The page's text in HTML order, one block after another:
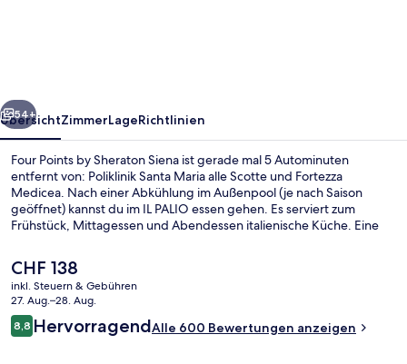
Weiter
54+
ÜbersichtZimmerLageRichtlinien
Four Points by Sheraton Siena ist gerade mal 5 Autominuten
entfernt von: Poliklinik Santa Maria alle Scotte und Fortezza
Medicea. Nach einer Abkühlung im Außenpool (je nach Saison
geöffnet) kannst du im IL PALIO essen gehen. Es serviert zum
Frühstück, Mittagessen und Abendessen italienische Küche. Eine
Fitnessmöglichkeiten sind weitere Highlights.
Der
aktuelle
Preis
beträgt
CHF 138.
CHF 138
inkl. Steuern & Gebühren
27. Aug.–28. Aug.
Bewertungen
8,88,8 von 10.
HervorragendAlle 600 Bewertungen anzeigen